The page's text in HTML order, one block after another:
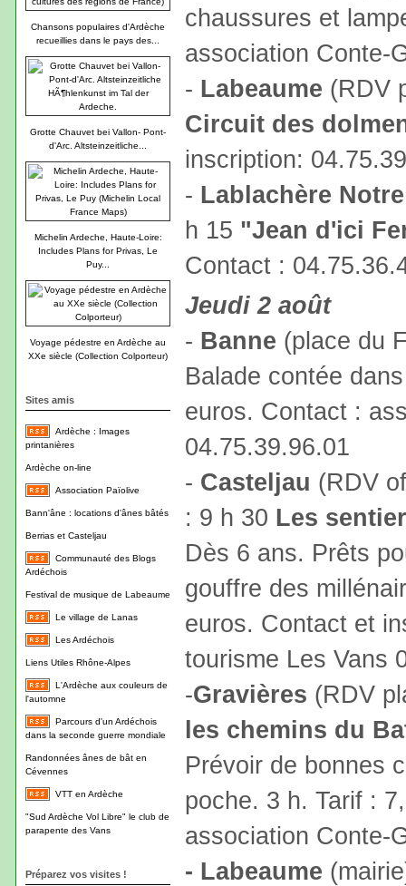
Chansons populaires d'Ardèche
recueillies dans le pays des...
Grotte Chauvet bei Vallon- Pont-
d'Arc. Altsteinzeitliche...
Michelin Ardeche, Haute-Loire:
Includes Plans for Privas, Le
Puy...
Voyage pédestre en Ardèche au
XXe siècle (Collection Colporteur)
Sites amis
Ardèche : Images
printanières
Ardèche on-line
Association Païolive
Bann'âne : locations d'ânes bâtés
Berrias et Casteljau
Communauté des Blogs
Ardéchois
Festival de musique de Labeaume
Le village de Lanas
Les Ardéchois
Liens Utiles Rhône-Alpes
L'Ardèche aux couleurs de
l'automne
Parcours d'un Ardéchois
dans la seconde guerre mondiale
Randonnées ânes de bât en
Cévennes
VTT en Ardèche
"Sud Ardèche Vol Libre" le club de
parapente des Vans
Préparez vos visites !
chaussures et
association Conte-
- Labeaume (RDV
Circuit des
inscription:
- Lablachère
h 15 "Jean d'ici
Contact :
Jeudi 2 août
- Banne (place du
Balade contée
euros. Contact :
04.75.39.96.01
- Casteljau (RDV
: 9 h 30 Les
Dès 6 ans. Prêts
gouffre des
euros. Contact et
tourisme Les Vans
-Gravières (RDV
les chemins du
Prévoir de bonnes
poche. 3 h. Tarif :
association Conte-
- Labeaume